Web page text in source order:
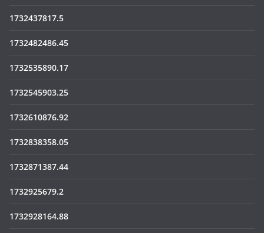
1732437817.5
1732482486.45
1732535890.17
1732545903.25
1732610876.92
1732838358.05
1732871387.44
1732925679.2
1732928164.88